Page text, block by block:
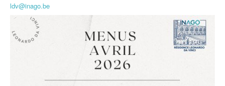
ldv@inago.be